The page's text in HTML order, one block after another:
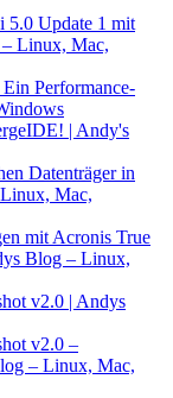
5.0 Update 1 mit
Linux, Mac,
Performance-
| Andy's
Datenträger in
Mac,
mit Acronis True
Blog – Linux,
v2.0 | Andys
v2.0 –
– Linux, Mac,